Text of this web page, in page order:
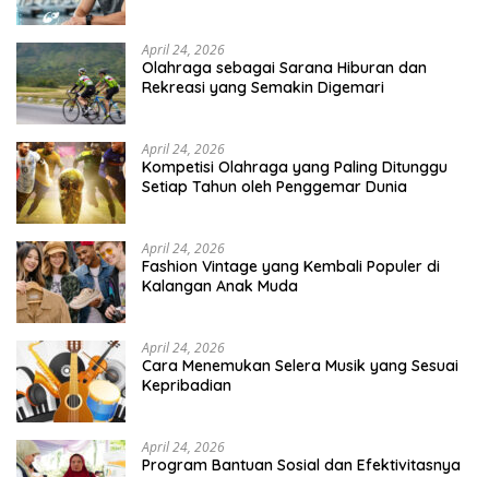
April 24, 2026
Olahraga sebagai Sarana Hiburan dan
Rekreasi yang Semakin Digemari
April 24, 2026
Kompetisi Olahraga yang Paling Ditunggu
Setiap Tahun oleh Penggemar Dunia
April 24, 2026
Fashion Vintage yang Kembali Populer di
Kalangan Anak Muda
April 24, 2026
Cara Menemukan Selera Musik yang Sesuai
Kepribadian
April 24, 2026
Program Bantuan Sosial dan Efektivitasnya